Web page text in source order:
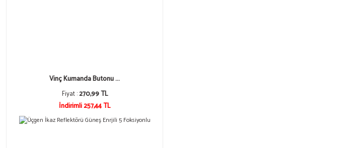
Vinç Kumanda Butonu ...
Fiyat :270,99 TL
İndirimli 257,44 TL